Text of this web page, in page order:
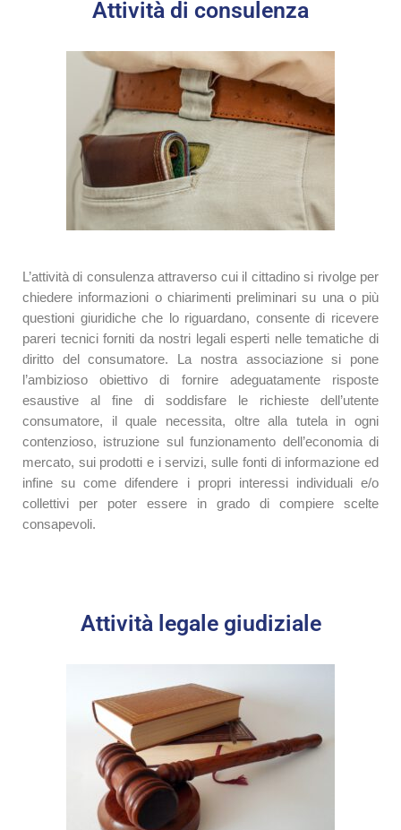
Attività di consulenza
L’attività di consulenza attraverso cui il cittadino si rivolge per
chiedere informazioni o chiarimenti preliminari su una o più
questioni giuridiche che lo riguardano, consente di ricevere
pareri tecnici forniti da nostri legali esperti nelle tematiche di
diritto del consumatore. La nostra associazione si pone
l’ambizioso obiettivo di fornire adeguatamente risposte
esaustive al fine di soddisfare le richieste dell’utente
consumatore, il quale necessita, oltre alla tutela in ogni
contenzioso, istruzione sul funzionamento dell’economia di
mercato, sui prodotti e i servizi, sulle fonti di informazione ed
infine su come difendere i propri interessi individuali e/o
collettivi per poter essere in grado di compiere scelte
consapevoli.
Attività legale giudiziale